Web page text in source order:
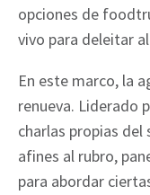
opciones de
vivo para deleitar
En este marco, la
renueva. Liderado
charlas propias
afines al rubro,
para abordar